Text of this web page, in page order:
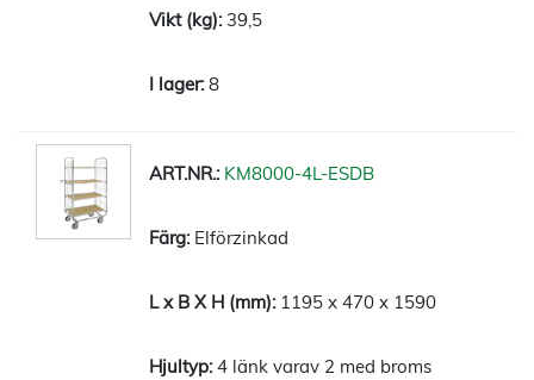
39,5
8
KM8000-4L-ESDB
Elförzinkad
1195 x 470 x 1590
4 länk varav 2 med broms